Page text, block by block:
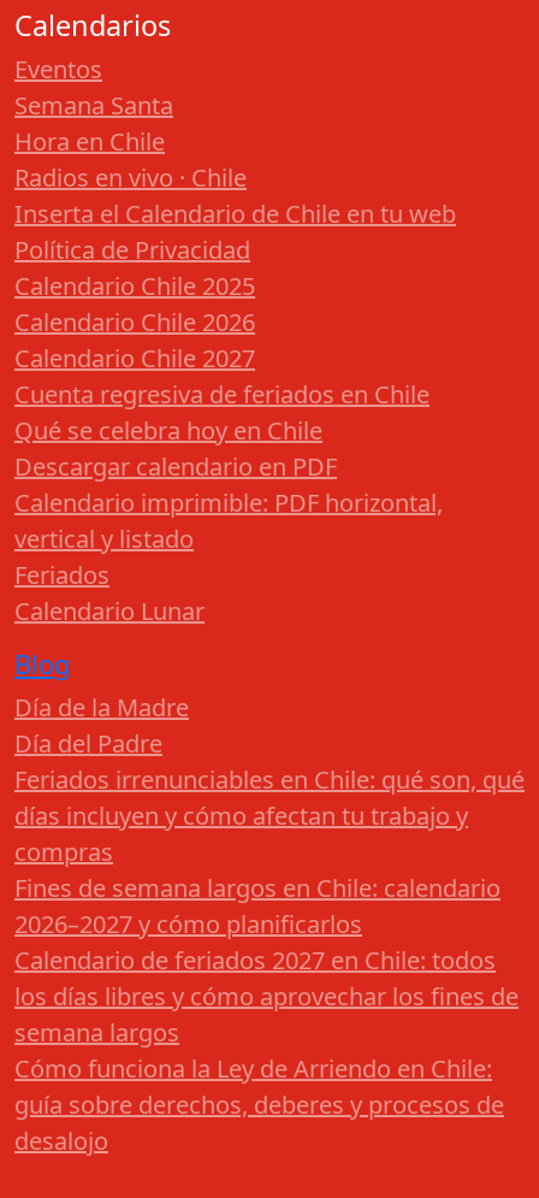
Calendarios
Eventos
Semana Santa
Hora en Chile
Radios en vivo · Chile
Inserta el Calendario de Chile en tu web
Política de Privacidad
Calendario Chile 2025
Calendario Chile 2026
Calendario Chile 2027
Cuenta regresiva de feriados en Chile
Qué se celebra hoy en Chile
Descargar calendario en PDF
Calendario imprimible: PDF horizontal,
vertical y listado
Feriados
Calendario Lunar
Blog
Día de la Madre
Día del Padre
Feriados irrenunciables en Chile: qué son, qué
días incluyen y cómo afectan tu trabajo y
compras
Fines de semana largos en Chile: calendario
2026–2027 y cómo planificarlos
Calendario de feriados 2027 en Chile: todos
los días libres y cómo aprovechar los fines de
semana largos
Cómo funciona la Ley de Arriendo en Chile:
guía sobre derechos, deberes y procesos de
desalojo